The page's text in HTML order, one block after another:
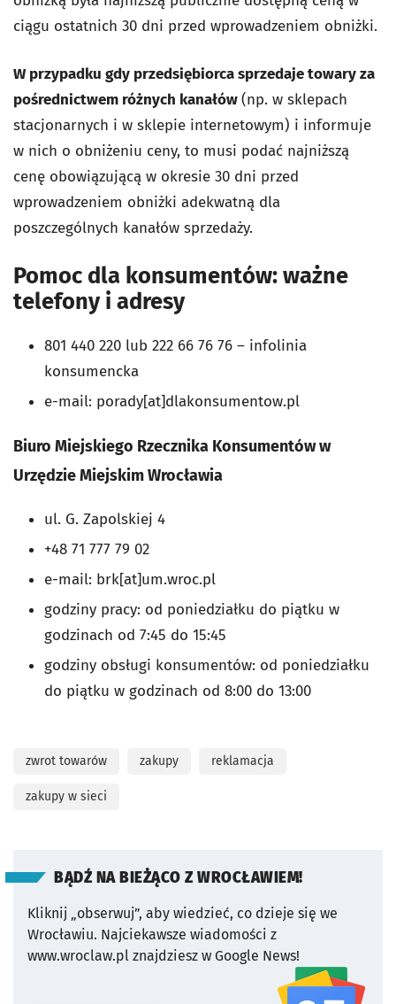
ciągu ostatnich 30 dni przed wprowadzeniem obniżki.
W przypadku gdy przedsiębiorca sprzedaje towary za
pośrednictwem różnych kanałów(np. w sklepach
stacjonarnych i w sklepie internetowym) i informuje
w nich o obniżeniu ceny, to musi podać najniższą
cenę obowiązującą w okresie 30 dni przed
wprowadzeniem obniżki adekwatną dla
poszczególnych kanałów sprzedaży.
Pomoc dla konsumentów: ważne
telefony i adresy
801 440 220 lub 222 66 76 76 – infolinia
konsumencka
e-mail: porady[at]dlakonsumentow.pl
Biuro Miejskiego Rzecznika Konsumentów w
UrzędzieMiejskim Wrocławia
ul. G. Zapolskiej 4
+48 71 777 79 02
e-mail: brk[at]um.wroc.pl
godziny pracy: od poniedziałku do piątku w
godzinach od 7:45 do 15:45
godziny obsługi konsumentów: od poniedziałku
do piątku w godzinach od 8:00 do 13:00
zwrot towarów zakupy reklamacja
zakupy w sieci
BĄDŹ NA BIEŻĄCO Z WROCŁAWIEM!
Kliknij „obserwuj”, aby wiedzieć, co dzieje się we
Wrocławiu. Najciekawsze wiadomości z
www.wroclaw.pl znajdziesz w Google News!